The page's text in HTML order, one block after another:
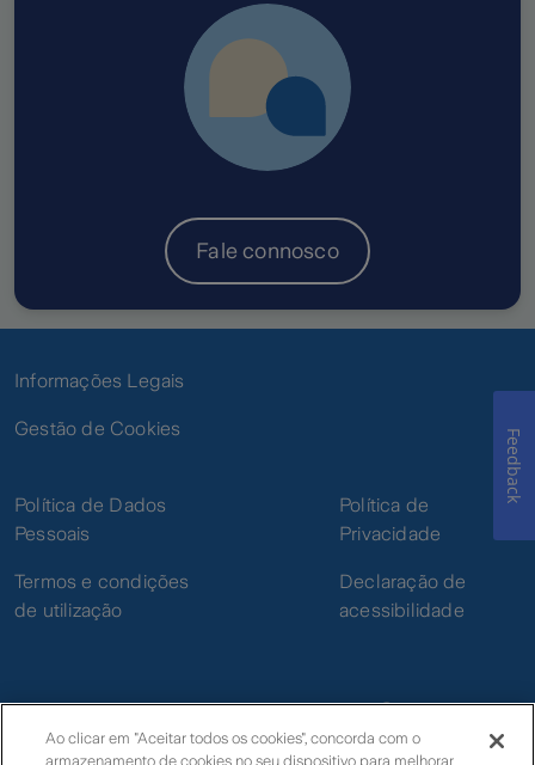
Fale connosco
Informações Legais
Gestão de Cookies
Política de Dados
Pessoais
Termos e condições
de utilização
Política de
Privacidade
Declaração de
acessibilidade
Feedback
Ao clicar em "Aceitar todos os cookies", concorda com o
armazenamento de cookies no seu dispositivo para melhorar